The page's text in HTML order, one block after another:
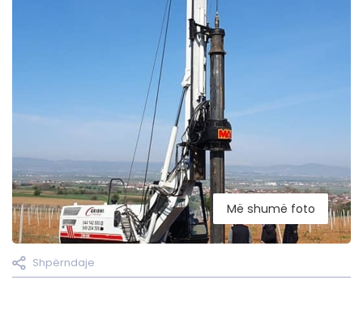
Më shumë foto
Shpërndaje